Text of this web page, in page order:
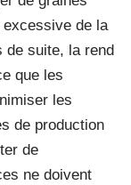
excessive de la
de suite, la rend
que les
les
de production
de
ne doivent